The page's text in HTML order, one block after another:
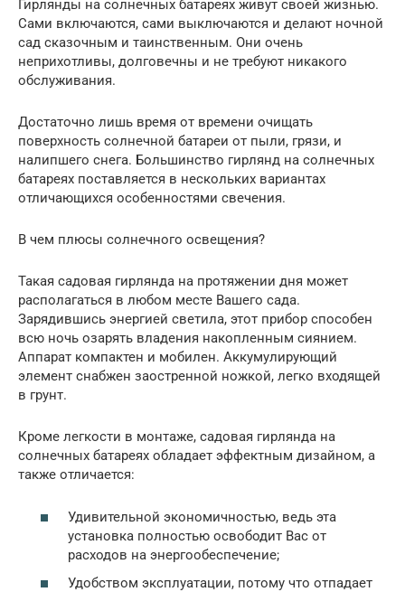
Гирлянды на солнечных батареях живут своей жизнью.
Сами включаются, сами выключаются и делают ночной
сад сказочным и таинственным. Они очень
неприхотливы, долговечны и не требуют никакого
обслуживания.
Достаточно лишь время от времени очищать
поверхность солнечной батареи от пыли, грязи, и
налипшего снега. Большинство гирлянд на солнечных
батареях поставляется в нескольких вариантах
отличающихся особенностями свечения.
В чем плюсы солнечного освещения?
Такая садовая гирлянда на протяжении дня может
располагаться в любом месте Вашего сада.
Зарядившись энергией светила, этот прибор способен
всю ночь озарять владения накопленным сиянием.
Аппарат компактен и мобилен. Аккумулирующий
элемент снабжен заостренной ножкой, легко входящей
в грунт.
Кроме легкости в монтаже, садовая гирлянда на
солнечных батареях обладает эффектным дизайном, а
также отличается:
Удивительной экономичностью, ведь эта
установка полностью освободит Вас от
расходов на энергообеспечение;
Удобством эксплуатации, потому что отпадает